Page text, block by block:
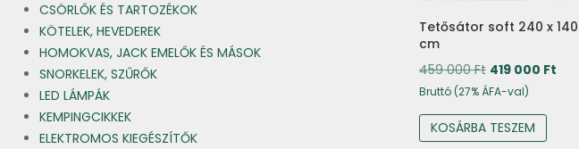
Tetősátor soft 240 x 140
cm
459 000Ft Original
price
was:
459
419 000 Ft
Bruttó (27% ÁFA-val)
KOSÁRBA TESZEM
CSÖRLŐK ÉS TARTOZÉKOK
KÖTELEK, HEVEDEREK
HOMOKVAS, JACK EMELŐK ÉS MÁSOK
SNORKELEK, SZŰRŐK
LED LÁMPÁK
KEMPINGCIKKEK
ELEKTROMOS KIEGÉSZÍTŐK